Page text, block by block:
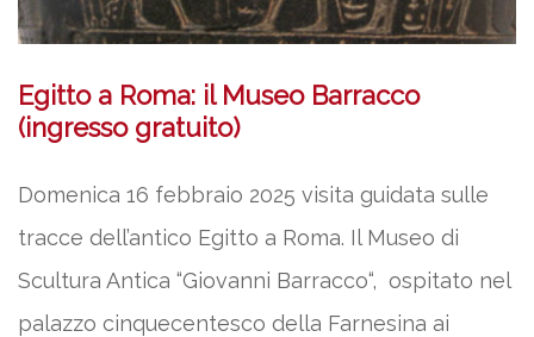
Egitto a Roma: il Museo Barracco
(ingresso gratuito)
Domenica 16 febbraio 2025 visita guidata sulle
tracce dell’antico Egitto a Roma. Il Museo di
Scultura Antica “Giovanni Barracco“, ospitato nel
palazzo cinquecentesco della Farnesina ai